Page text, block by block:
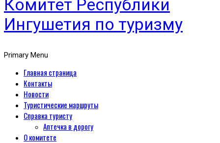
Комитет Республики
Ингушетия по туризму
Primary Menu
Главная страница
Контакты
Новости
Туристические маршруты
Справка туристу
Аптечка в дорогу
О комитете